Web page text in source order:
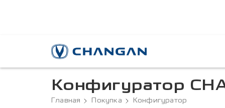
Конфигуратор
Главная Покупка Конфигуратор